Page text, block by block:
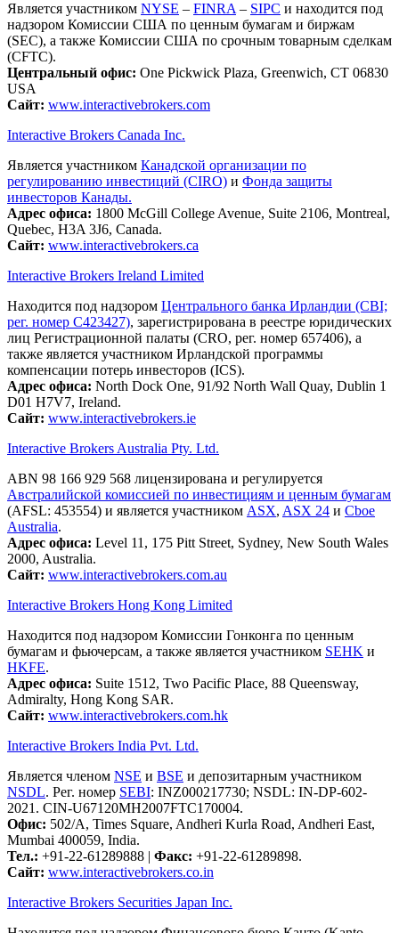
Является участником NYSE – FINRA – SIPC и находится под
надзором Комиссии США по ценным бумагам и биржам
(SEC), а также Комиссии США по срочным товарным сделкам
(CFTC).
Центральный офис: One Pickwick Plaza, Greenwich, CT 06830
USA
Сайт: www.interactivebrokers.com
Interactive Brokers Canada Inc.
Является участником Канадской организации по
регулированию инвестиций (CIRO) и Фонда защиты
инвесторов Канады.
Адрес офиса: 1800 McGill College Avenue, Suite 2106, Montreal,
Quebec, H3A 3J6, Canada.
Сайт: www.interactivebrokers.ca
Interactive Brokers Ireland Limited
Находится под надзором Центрального банка Ирландии (CBI;
рег. номер C423427), зарегистрирована в реестре юридических
лиц Регистрационной палаты (CRO, рег. номер 657406), а
также является участником Ирландской программы
компенсации потерь инвесторов (ICS).
Адрес офиса: North Dock One, 91/92 North Wall Quay, Dublin 1
D01 H7V7, Ireland.
Сайт: www.interactivebrokers.ie
Interactive Brokers Australia Pty. Ltd.
ABN 98 166 929 568 лицензирована и регулируется
Австралийской комиссией по инвестициям и ценным бумагам
(AFSL: 453554) и является участником ASX, ASX 24 и Cboe
Australia.
Адрес офиса: Level 11, 175 Pitt Street, Sydney, New South Wales
2000, Australia.
Сайт: www.interactivebrokers.com.au
Interactive Brokers Hong Kong Limited
Находится под надзором Комиссии Гонконга по ценным
бумагам и фьючерсам, а также является участником SEHK и
HKFE.
Адрес офиса: Suite 1512, Two Pacific Place, 88 Queensway,
Admiralty, Hong Kong SAR.
Сайт: www.interactivebrokers.com.hk
Interactive Brokers India Pvt. Ltd.
Является членом NSE и BSE и депозитарным участником
NSDL. Рег. номер SEBI: INZ000217730; NSDL: IN-DP-602-
2021. CIN-U67120MH2007FTC170004.
Офис: 502/A, Times Square, Andheri Kurla Road, Andheri East,
Mumbai 400059, India.
Тел.: +91-22-61289888 | Факс: +91-22-61289898.
Сайт: www.interactivebrokers.co.in
Interactive Brokers Securities Japan Inc.